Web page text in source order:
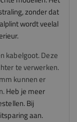
zonder dat
wordt veelal
kabelgoot. Deze
te verwerken.
kunnen er
Heb je meer
Bij
aan.